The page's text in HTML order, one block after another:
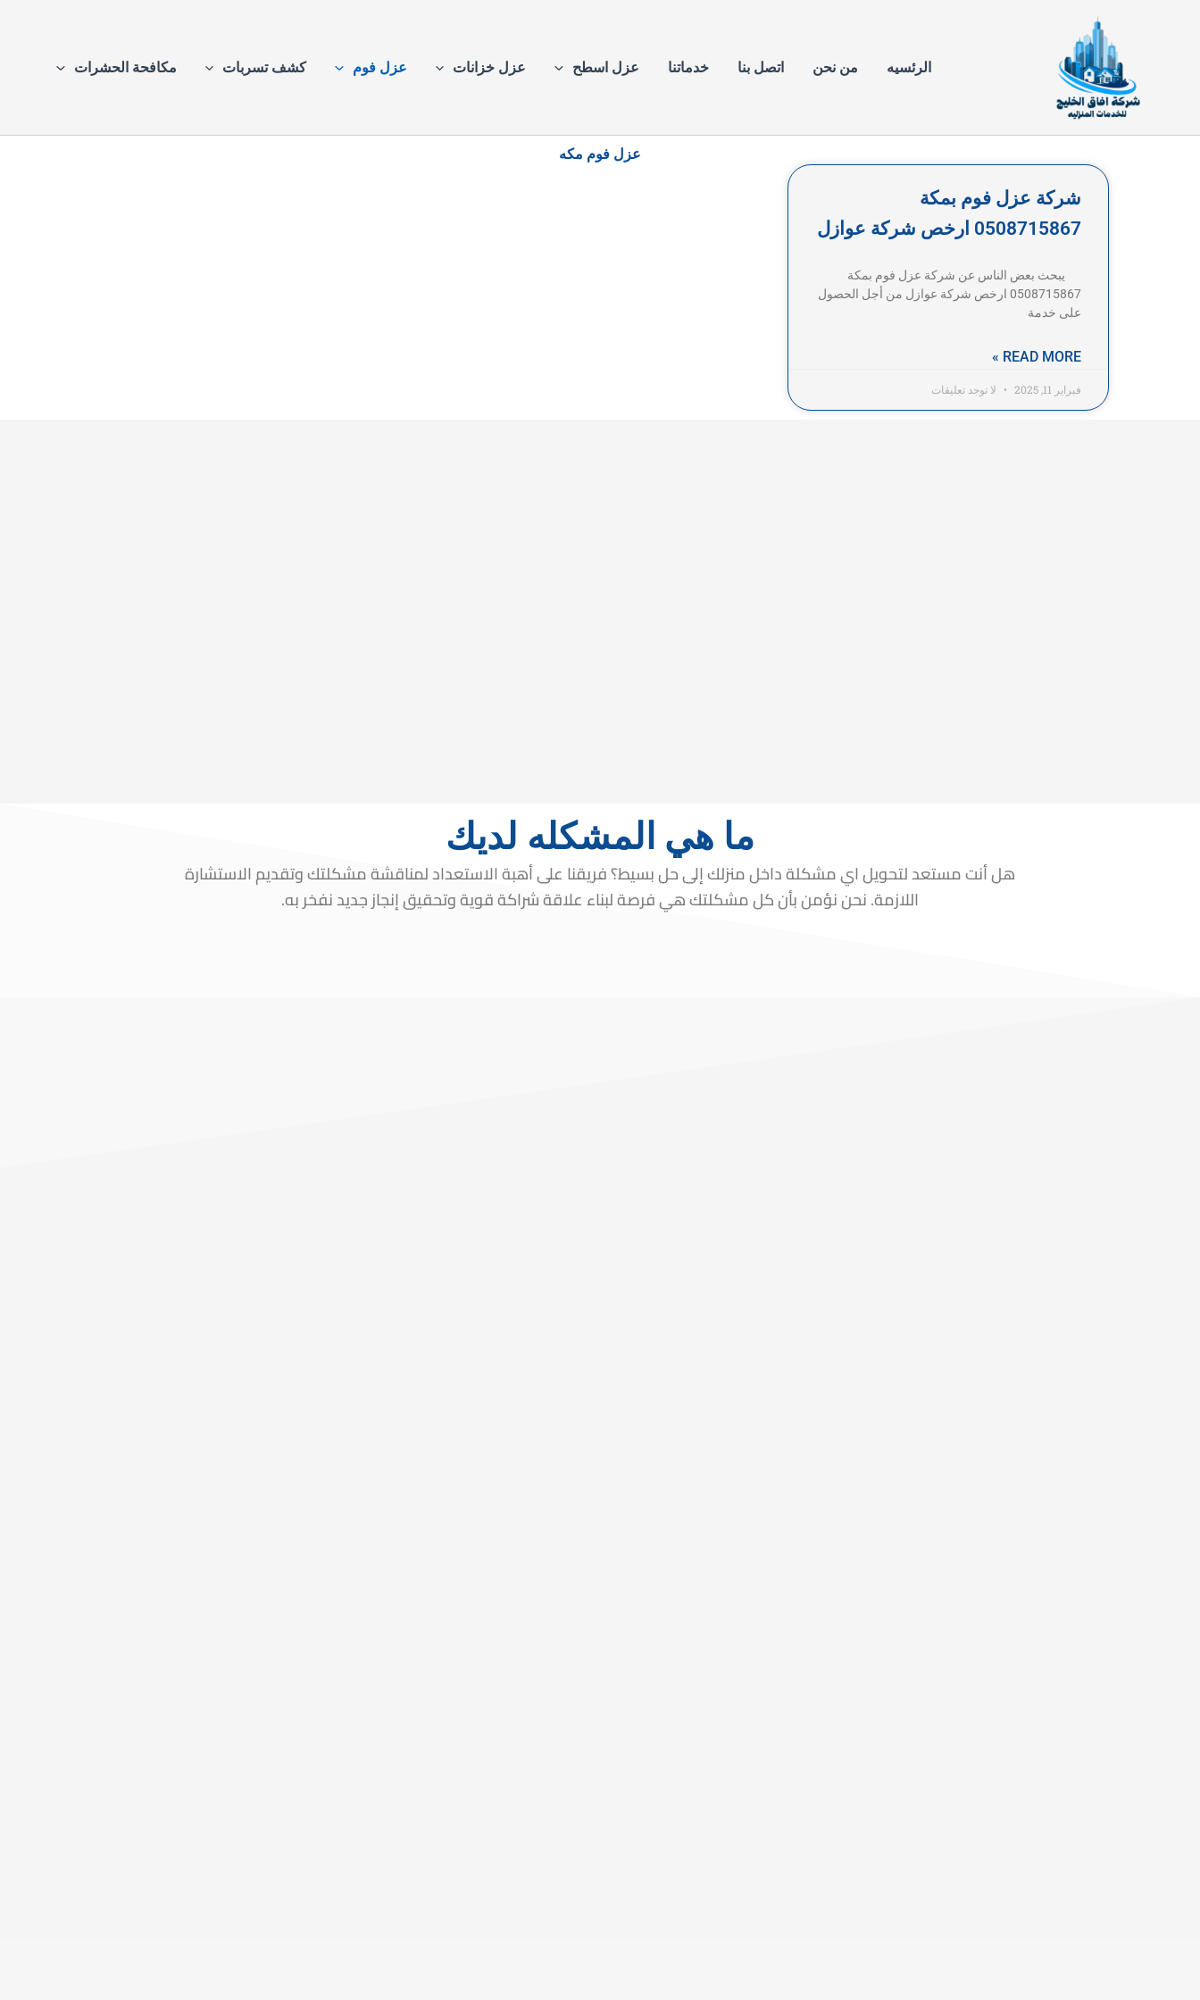
الرئسيه من نحن اتصل بنا خدماتنا عزل اسطح عزل خزانات عزل فوم كشف تسربات مكافحة الحشرات
عزل فوم مكه
شركة عزل فوم بمكة
0508715867 ارخص شركة عوازل
يبحث بعض الناس عن شركة عزل فوم بمكة
0508715867 ارخص شركة عوازل من أجل الحصول
على خدمة
READ MORE »
فبراير 11, 2025 لا توجد تعليقات
ما هي المشكله لديك
هل أنت مستعد لتحويل اي مشكلة داخل منزلك إلى حل بسيط؟ فريقنا على أهبة الاستعداد لمناقشة مشكلتك وتقديم الاستشارة
اللازمة. نحن نؤمن بأن كل مشكلتك هي فرصة لبناء علاقة شراكة قوية وتحقيق إنجاز جديد نفخر به.